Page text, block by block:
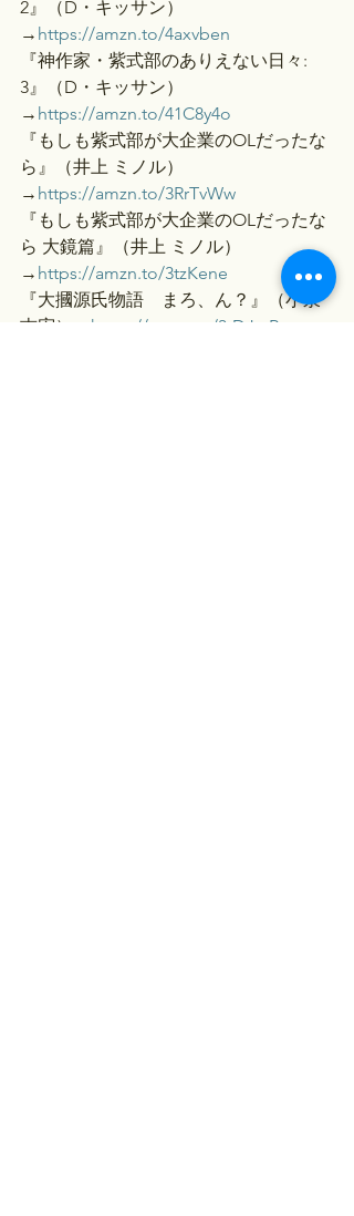
2』（D・キッサン）
→ https://amzn.to/4axvben
『神作家・紫式部のありえない日々:
3』（D・キッサン）
→ https://amzn.to/41C8y4o
『もしも紫式部が大企業のOLだったな
ら』（井上 ミノル）
→ https://amzn.to/3RrTvWw
『もしも紫式部が大企業のOLだったな
ら 大鏡篇』（井上 ミノル）
→ https://amzn.to/3tzKene
『大摑源氏物語　まろ、ん？』（小泉
吉宏）→ https://amzn.to/3tDJtcR